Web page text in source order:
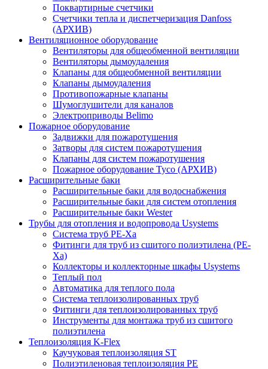
Поквартирные счетчики
Счетчики тепла и диспетчеризация Danfoss
(АРХИВ)
Вентиляционное оборудование
Вентиляторы для общеобменной вентиляции
Вентиляторы дымоудаления
Клапаны для общеобменной вентиляции
Клапаны дымоудаления
Противопожарные клапаны
Шумоглушители для каналов
Электроприводы Belimo
Пожарное оборудование
Задвижки для пожаротушения
Затворы для систем пожаротушения
Клапаны для систем пожаротушения
Пожарное оборудование Tyco (АРХИВ)
Расширительные баки
Расширительные баки для водоснабжения
Расширительные баки для систем отопления
Расширительные баки Wester
Трубы для отопления и водопровода Usystems
Система труб PE-Xa
Фитинги для труб из сшитого полиэтилена (PE-
Xa)
Коллекторы и коллекторные шкафы Usystems
Теплый пол
Автоматика для теплого пола
Система теплоизолированных труб
Фитинги для теплоизолированных труб
Инструменты для монтажа труб из сшитого
полиэтилена
Теплоизоляция K-Flex
Каучуковая теплоизоляция ST
Полиэтиленовая теплоизоляция PE